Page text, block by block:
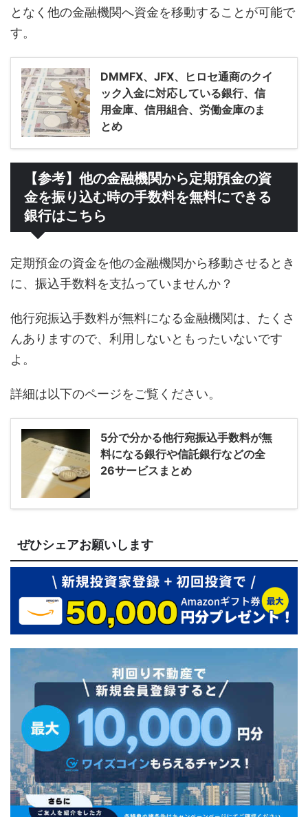
となく他の金融機関へ資金を移動することが可能で
す。
DMMFX、JFX、ヒロセ通商のクイ
ック入金に対応している銀行、信
用金庫、信用組合、労働金庫のま
とめ
【参考】他の金融機関から定期預金の資
金を振り込む時の手数料を無料にできる
銀行はこちら
定期預金の資金を他の金融機関から移動させるとき
に、振込手数料を支払っていませんか？
他行宛振込手数料が無料になる金融機関は、たくさ
んありますので、利用しないともったいないです
よ。
詳細は以下のページをご覧ください。
5分で分かる他行宛振込手数料が無
料になる銀行や信託銀行などの全
26サービスまとめ
ぜひシェアお願いします